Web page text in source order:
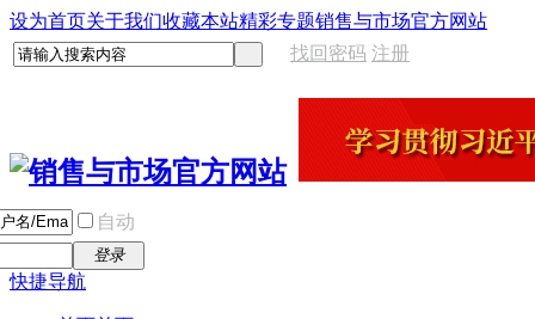
设为首页关于我们收藏本站精彩专题销售与市场官方网站
找回密码 注册
自动
登录
快捷导航